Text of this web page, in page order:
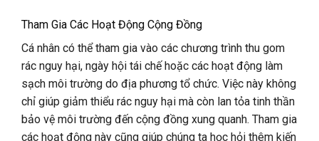
Tham Gia Các Hoạt Động Cộng Đồng
Cá nhân có thể tham gia vào các chương trình thu gom
rác nguy hại, ngày hội tái chế hoặc các hoạt động làm
sạch môi trường do địa phương tổ chức. Việc này không
chỉ giúp giảm thiểu rác nguy hại mà còn lan tỏa tinh thần
bảo vệ môi trường đến cộng đồng xung quanh. Tham gia
các hoạt động này cũng giúp chúng ta học hỏi thêm kiến